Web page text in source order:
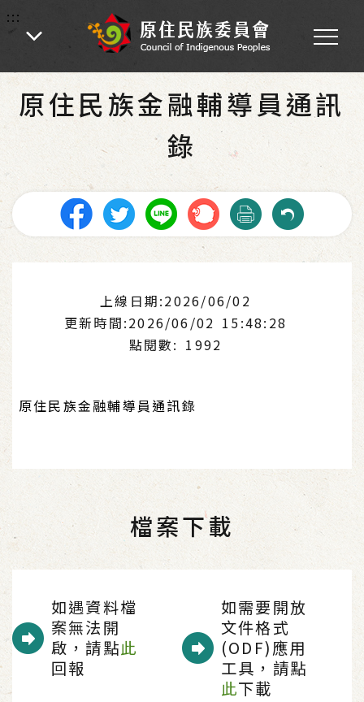
:::
:::
首頁 業務專區
原住民族金融輔導員通訊
錄
上線日期:2026/06/02
更新時間:2026/06/02 15:48:28
點閱數: 1992
原住民族金融輔導員通訊錄
檔案下載
如遇資料檔
案無法開
啟，請點此
回報
如需要開放
文件格式
(ODF)應用
工具，請點
此下載